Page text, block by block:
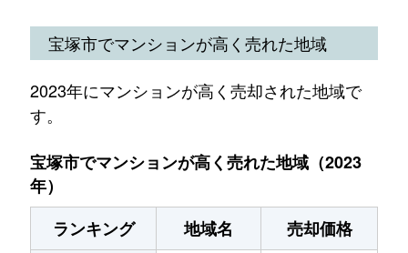
宝塚市でマンションが高く売れた地域
2023年にマンションが高く売却された地域で
す。
宝塚市でマンションが高く売れた地域（2023
年）
ランキング
地域名
売却価格